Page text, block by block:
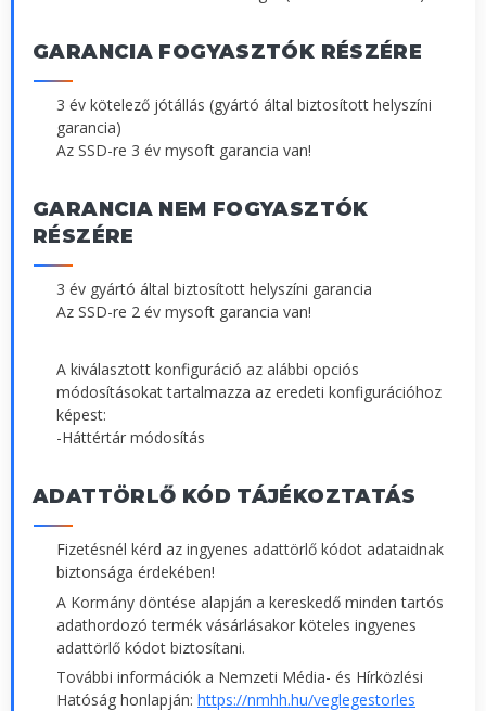
GARANCIA FOGYASZTÓK RÉSZÉRE
3 év kötelező jótállás (gyártó által biztosított helyszíni
garancia)
Az SSD-re 3 év mysoft garancia van!
GARANCIA NEM FOGYASZTÓK
RÉSZÉRE
3 év gyártó által biztosított helyszíni garancia
Az SSD-re 2 év mysoft garancia van!
A kiválasztott konfiguráció az alábbi opciós
módosításokat tartalmazza az eredeti konfigurációhoz
képest:
-Háttértár módosítás
ADATTÖRLŐ KÓD TÁJÉKOZTATÁS
Fizetésnél kérd az ingyenes adattörlő kódot adataidnak
biztonsága érdekében!
A Kormány döntése alapján a kereskedő minden tartós
adathordozó termék vásárlásakor köteles ingyenes
adattörlő kódot biztosítani.
További információk a Nemzeti Média- és Hírközlési
Hatóság honlapján: https://nmhh.hu/veglegestorles